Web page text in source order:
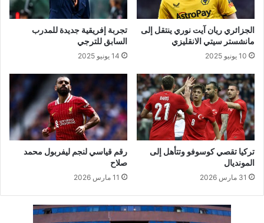
الجزائري ريان آيت نوري ينتقل إلى
مانشستر سيتي الانقليزي
10 يونيو 2025
تجربة إفريقية جديدة للمدرب
السابق للترجي
14 يونيو 2025
تركيا تقصي كوسوفو وتتأهل إلى
المونديال
31 مارس 2026
رقم قياسي لنجم ليفربول محمد
صلاح
11 مارس 2026